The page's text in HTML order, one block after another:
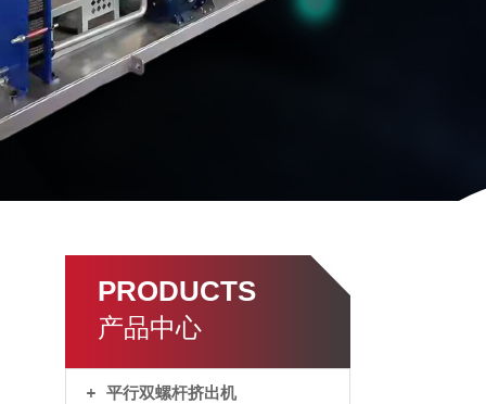
PRODUCTS
产品中心
平行双螺杆挤出机